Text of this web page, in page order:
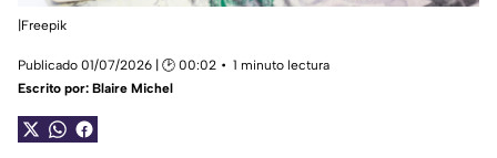
|Freepik
Publicado 01/07/2026 | 🕑 00:02
1 minuto lectura
Escrito por: Blaire Michel